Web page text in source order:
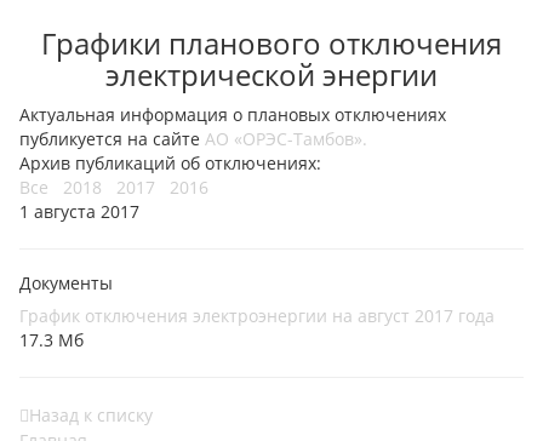
Графики планового отключения
электрической энергии
Актуальная информация о плановых отключениях
публикуется на сайте АО «ОРЭС-Тамбов».
Архив публикаций об отключениях:
Все
2018 2017
2016
1 августа 2017
Документы
График отключения электроэнергии на август 2017 года
17.3 Мб
Назад к списку